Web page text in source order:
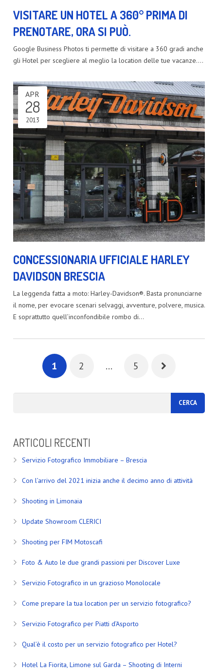
VISITARE UN HOTEL A 360° PRIMA DI
PRENOTARE, ORA SI PUÒ.
Google Business Photos ti permette di visitare a 360 gradi anche
gli Hotel per scegliere al meglio la location delle tue vacanze.…
CONCESSIONARIA UFFICIALE HARLEY
DAVIDSON BRESCIA
APR
28
2013
La leggenda fatta a moto: Harley-Davidson®. Basta pronunciarne
il nome, per evocare scenari selvaggi, avventure, polvere, musica.
E soprattutto quell’inconfondibile rombo di…
1 2 … 5
ARTICOLI RECENTI
Servizio Fotografico Immobiliare – Brescia
Con l’arrivo del 2021 inizia anche il decimo anno di attività
Shooting in Limonaia
Update Showroom CLERICI
Shooting per FIM Motoscafi
Foto & Auto le due grandi passioni per Discover Luxe
Servizio Fotografico in un grazioso Monolocale
Come prepare la tua location per un servizio fotografico?
Servizio Fotografico per Piatti d’Asporto
Qual’è il costo per un servizio fotografico per Hotel?
Hotel La Fiorita, Limone sul Garda – Shooting di Interni